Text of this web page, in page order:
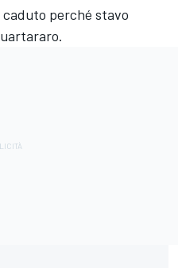
perché stavo